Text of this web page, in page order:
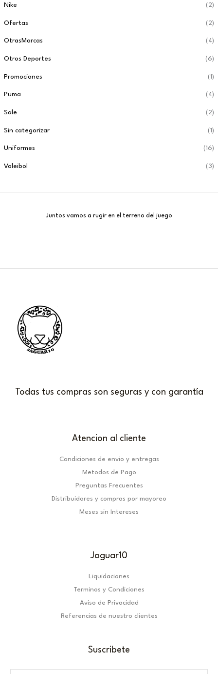
Nike (2)
Ofertas (2)
OtrasMarcas (4)
Otros Deportes (6)
Promociones (1)
Puma (4)
Sale (2)
Sin categorizar (1)
Uniformes (16)
Voleibol (3)
Juntos vamos a rugir en el terreno del juego
Todas tus compras son seguras y con garantía
Atencion al cliente
Condiciones de envio y entregas
Metodos de Pago
Preguntas Frecuentes
Distribuidores y compras por mayoreo
Meses sin Intereses
Jaguar10
Liquidaciones
Terminos y Condiciones
Aviso de Privacidad
Referencias de nuestro clientes
Suscribete